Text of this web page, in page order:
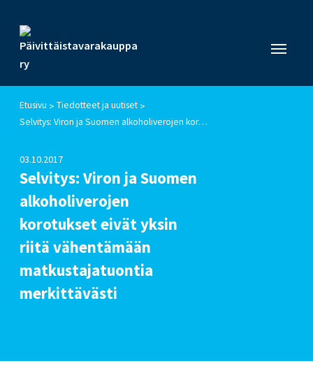
Etusivu > Tiedotteet ja uutiset >
Selvitys: Viron ja Suomen alkoholiverojen korotukset eivät yksin riitä vähentämään matkustajatuontia merkittävästi
03.10.2017
Selvitys: Viron ja Suomen
alkoholiverojen
korotukset eivät yksin
riitä vähentämään
matkustajatuontia
merkittävästi